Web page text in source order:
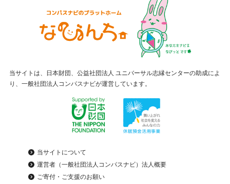
当サイトは、日本財団、公益社団法人 ユニバーサル志縁センターの助成によ
り、一般社団法人コンパスナビが運営しています。
当サイトについて
運営者（一般社団法人コンパスナビ）法人概要
ご寄付・ご支援のお願い